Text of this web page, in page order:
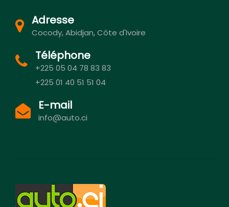
Adresse
Cocody, Abidjan, Côte d'Ivoire
Téléphone
+225 05 04 78 83 83
+225 01 40 51 51 04
E-mail
info@auto.ci